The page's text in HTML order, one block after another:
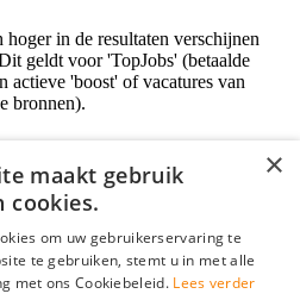
in de resultaten verschijnen
geldt voor 'TopJobs' (betaalde
actieve 'boost' of vacatures van
bronnen).
×
maakt gebruik
cookies.
om uw gebruikerservaring te
te gebruiken, stemt u in met alle
met ons Cookiebeleid. Lees verder